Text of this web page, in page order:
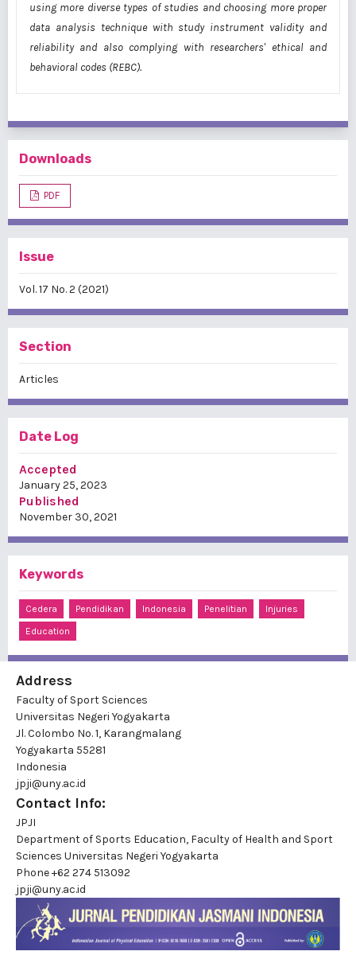
using more diverse types of studies and choosing more proper
data analysis technique with study instrument validity and
reliability and also complying with researchers' ethical and
behavioral codes (REBC).
Downloads
PDF
Issue
Vol. 17 No. 2 (2021)
Section
Articles
Date Log
Accepted
January 25, 2023
Published
November 30, 2021
Keywords
Cedera Pendidikan Indonesia Penelitian
Injuries
Education
Address
Faculty of Sport Sciences
Universitas Negeri Yogyakarta
Jl. Colombo No. 1, Karangmalang
Yogyakarta 55281
Indonesia
jpji@uny.ac.id
Contact Info:
JPJI
Department of Sports Education, Faculty of Health and Sport
Sciences Universitas Negeri Yogyakarta
Phone+62 274 513092
jpji@uny.ac.id